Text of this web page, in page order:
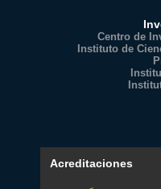
Centro de
Instituto de
Acreditaciones